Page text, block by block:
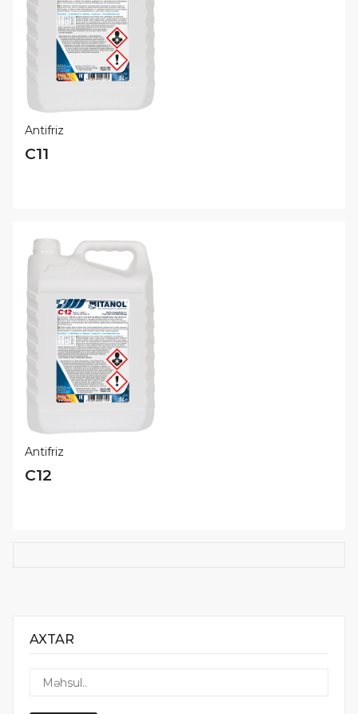
AXTAR
Antifriz
C11
Antifriz
C12